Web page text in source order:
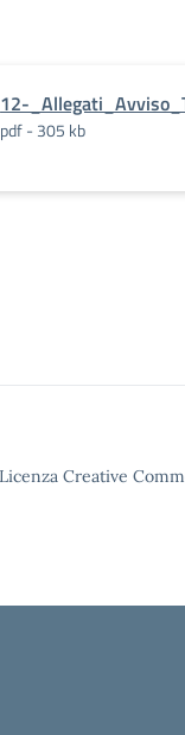
12-
pdf - 305 kb
Creative